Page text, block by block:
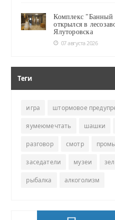
Комплекс "Банный
открылся в
Ялуторовска
07 августа 2026
Теги
игра штормовое
яумеюмечтать шашки
разговор смотр
заседатели музеи
рыбалка алкоголизм